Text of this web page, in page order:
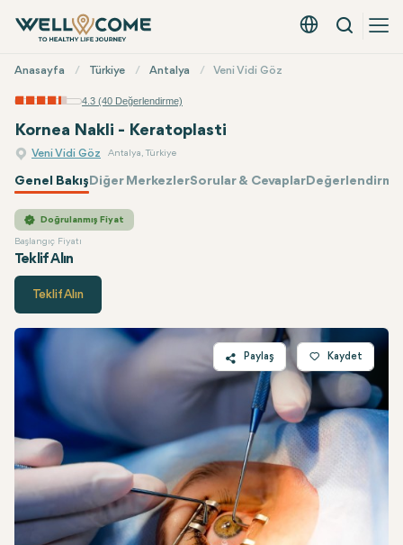
Türkçe - EUR
Arama
Menü
Anasayfa Türkiye Antalya Veni Vidi Göz
4.3 (40 Değerlendirme)
Kornea Nakli - Keratoplasti
Veni Vidi Göz Antalya, Türkiye
Genel BakışDiğer MerkezlerSorular & Cevaplar
Doğrulanmış Fiyat
Başlangıç Fiyatı
Teklif Alın
Veni Vidi GözFiyatı
Teklif Alın
Paylaş
Twitter
Facebook
Linkedin
WhatsApp
Telegram
E-posta
Kaydet